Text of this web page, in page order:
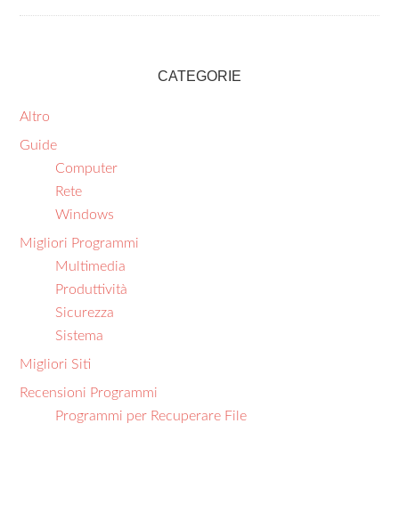
CATEGORIE
Altro
Guide
Computer
Rete
Windows
Migliori Programmi
Multimedia
Produttività
Sicurezza
Sistema
Migliori Siti
Recensioni Programmi
Programmi per Recuperare File